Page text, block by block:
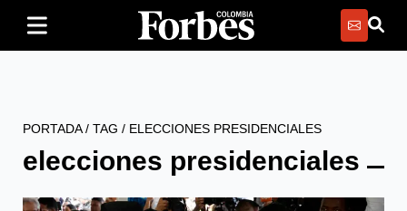
PORTADA/ TAG / ELECCIONES PRESIDENCIALES
elecciones presidenciales